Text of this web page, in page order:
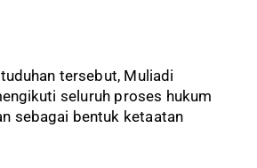
tersebut, Muliadi
seluruh proses hukum
sebagai bentuk ketaatan